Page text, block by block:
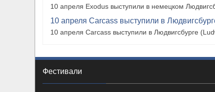
10 апреля Exodus выступили в немецком
10 апреля Carcass выступили в
10 апреля Carcass выступили в Людвигсбурге
Фестивали